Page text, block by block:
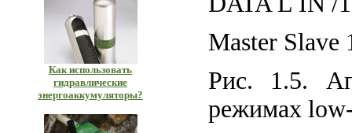
Master Slave
Рис. 1.5.
режимах
Как использовать
гидравлические
энергоаккумуляторы?